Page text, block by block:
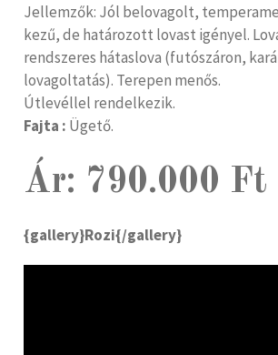
Jellemzők: Jól belovagolt,
kezű, de határozott lovast igényel.
rendszeres hátaslova (futószáron,
lovagoltatás). Terepen menős.
Útlevéllel rendelkezik.
Fajta : Ügető.
Ár: 790.000 Ft
{gallery}Rozi{/gallery}